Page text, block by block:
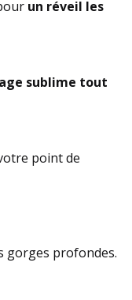
un réveil les
sublime tout
point de
gorges profondes.